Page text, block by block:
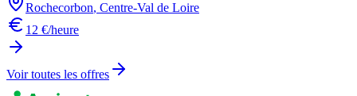
Rochecorbon, Centre-Val de Loire
12 €/heure
Voir toutes les offres